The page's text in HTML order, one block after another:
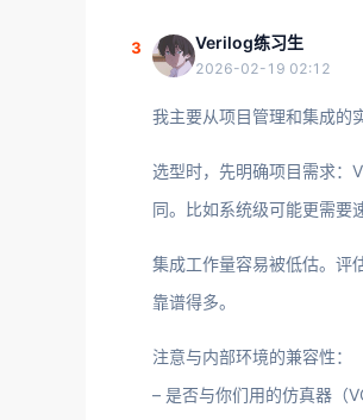
3 Verilog练习生
2026-02-19 02:12
我主要从项目管理和集成的
选型时，先明确项目需求：
同。比如系统级可能更需要
集成工作量容易被低估。评
靠谱得多。
注意与内部环境的兼容性：
– 是否与你们用的仿真器（